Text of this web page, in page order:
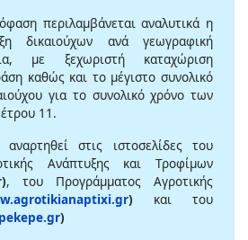
περιλαμβάνεται αναλυτικά η
δικαιούχων ανά γεωγραφική
με ξεχωριστή καταχώριση
καθώς και το μέγιστο συνολικό
για το συνολικό χρόνο των
11.
στις ιστοσελίδες του
Ανάπτυξης και Τροφίμων
), του Προγράμματος Αγροτικής
) και του
)